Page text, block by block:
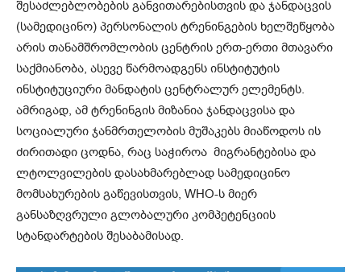
შესაძლებლობების განვითარებისთვის და ჯანდაცვის
(სამედიცინო) პერსონალის ტრენინგების ხელშეწყობა
არის თანამშრომლობის ცენტრის ერთ-ერთი მთავარი
საქმიანობა, ასევე წარმოადგენს ინსტიტუტის
ინსტიტუციური მანდატის ცენტრალურ ელემენტს.
ამრიგად, ამ ტრენინგის მიზანია ჯანდაცვისა და
სოციალური ჯანმრთელობის მუშაკებს მიაწოდოს ის
ძირითადი ცოდნა, რაც საჭიროა მიგრანტებისა და
ლტოლვილების დასახმარებლად სამედიცინო
მომსახურების გაწევისთვის, WHO-ს მიერ
განსაზღვრული გლობალური კომპეტენციის
სტანდარტების შესაბამისად.